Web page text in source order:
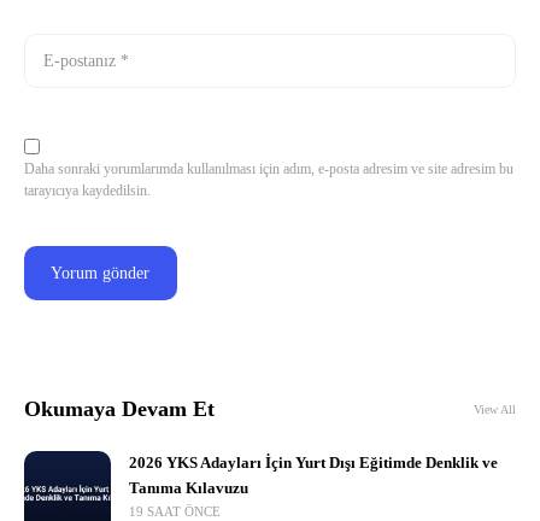
Daha sonraki yorumlarımda kullanılması için adım, e-posta adresim ve site adresim bu
tarayıcıya kaydedilsin.
Okumaya Devam Et View All
2026 YKS Adayları İçin Yurt Dışı Eğitimde Denklik ve
Tanıma Kılavuzu
19 SAAT ÖNCE